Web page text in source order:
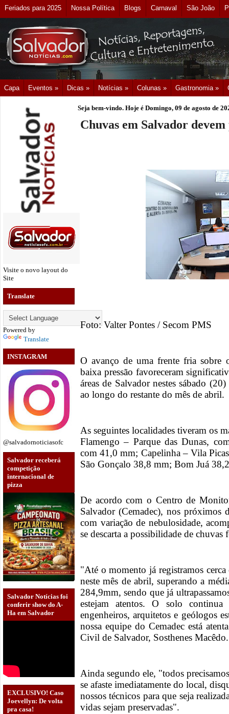
Feriados para 2025 Nossa Política Blogs Carnaval São João
Capa Eventos » Dicas » Notícias » Colunas » Gastronomia »
Visite o novo layout do
Site
Translate
Powered by
Translate
INSTAGRAM
@salvadornoticiasofc
Salvador receberá
competição
internacional de
pizza
Salvador Notícias foi
conferir show do A-
Ha em Salvador
EXCLUSIVO! Caso
Joevellyn: De volta
pra casa!
Seja bem-vindo. Hoje é Domingo, 09 de agosto de
Chuvas em Salvador
Foto: Valter Pontes / Secom PMS
O avanço de uma frente fria sobre
baixa pressão favoreceram
áreas de Salvador nestes sábado
ao longo do restante do mês de abril.
As seguintes localidades tiveram os
Flamengo – Parque das Dunas,
com 41,0 mm; Capelinha – Vila
São Gonçalo 38,8 mm; Bom Juá
De acordo com o Centro de
Salvador (Cemadec), nos próximos
com variação de nebulosidade,
se descarta a possibilidade de chuvas
"Até o momento já registramos
neste mês de abril, superando a
284,9mm, sendo que já
estejam atentos. O solo continua
engenheiros, arquitetos e geólogos
nossa equipe do Cemadec está
Civil de Salvador, Sosthenes Macêdo.
Ainda segundo ele, "todos
se afaste imediatamente do local,
nossos técnicos para que seja
vidas sejam preservadas".